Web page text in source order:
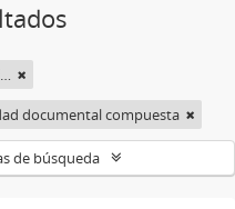
PROYECTOS OBRAS DE DEFENSA DE BEAS DE SEGURA
documental compuesta
de búsqueda